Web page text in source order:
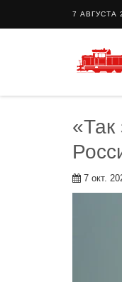
7 АВГУСТА
«Так
7 окт.